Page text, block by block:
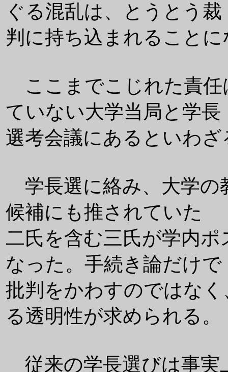
ぐる混乱は、とうとう裁
判に持ち込まれること
ここまでこじれた責任
ていない大学当局と学長
選考会議にあるといわ
学長選に絡み、大学の
候補にも推されていた
二氏を含む三氏が学内
なった。手続き論だけで
批判をかわすのではな
る透明性が求められる。
従来の学長選びは事実